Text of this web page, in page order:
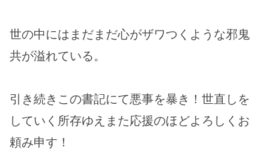
世の中にはまだまだ心がザワつくような邪鬼
共が溢れている。
引き続きこの書記にて悪事を暴き！世直しを
していく所存ゆえまた応援のほどよろしくお
頼み申す！